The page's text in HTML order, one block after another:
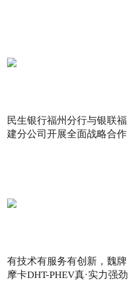
民生银行福州分行与银联福
建分公司开展全面战略合作
有技术有服务有创新，魏牌
摩卡DHT-PHEV真·实力强劲